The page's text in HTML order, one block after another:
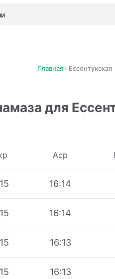
Главная › Ессентукская
для
Аср
16:14
16:14
16:13
16:13